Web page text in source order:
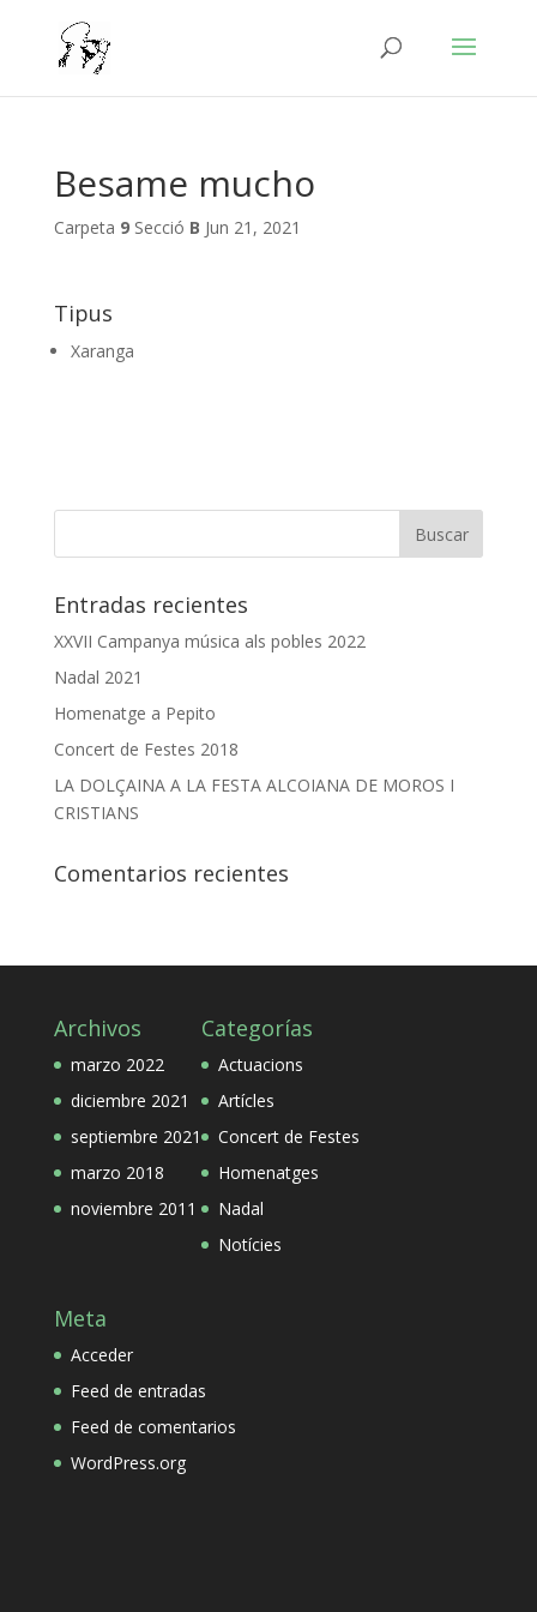
Besame mucho
Carpeta 9Secció B Jun 21, 2021
Tipus
Xaranga
Entradas recientes
XXVII Campanya música als pobles 2022
Nadal 2021
Homenatge a Pepito
Concert de Festes 2018
LA DOLÇAINA A LA FESTA ALCOIANA DE MOROS I
CRISTIANS
Comentarios recientes
Archivos
marzo 2022
diciembre 2021
septiembre 2021
marzo 2018
noviembre 2011
Categorías
Actuacions
Artícles
Concert de Festes
Homenatges
Nadal
Notícies
Meta
Acceder
Feed de entradas
Feed de comentarios
WordPress.org